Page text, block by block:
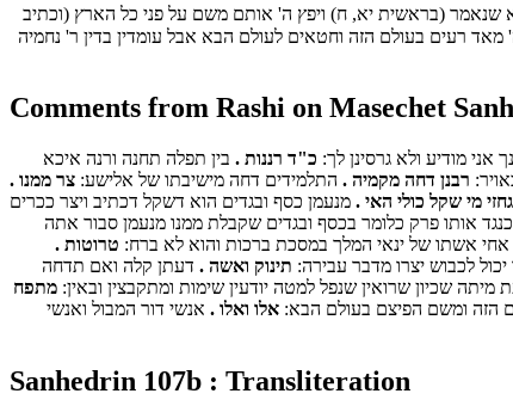
שנאמר (בראשית יא, ח) ויפץ ה' אותם משם על פני כל הארץ (וכתיב
רעים בעולם הזה וחטאים לעולם הבא אבל עומדין בדין ר' נחמיה
Comments from Rashi on Masechet
מודיע ולא גרסינן לך: כ"ד רננות . בין תפלה תחנה ורנה איכא
רבנן דחה מקמיה . התלמידים דחה מישיבתו של אלישע: צר ממנו .
מי שקל כולי האי . מנעמן כסף ובגדים הוא דשקל דכתיב ויצר ככרים
אותו פרק כלומר בכסף ובגדים שקבלת ממנו מנעמן סבור אתה
אחי אשתו של ינאי המלך במסכת ברכות והוא לא ברח: טרוטות .
לכבוש יצרו מדבר עבירה: תינוק ואשה . דעתן קלה ואם תדחה
שכיון שרואין שנפל למטה יודעין שימות ומתקבצין ובאין: מתפח
הזה ומשם הפיצם בעולם הבא: אלו ואלו . אנשי דור המבול ואנשי
Sanhedrin 107b : Transliteration